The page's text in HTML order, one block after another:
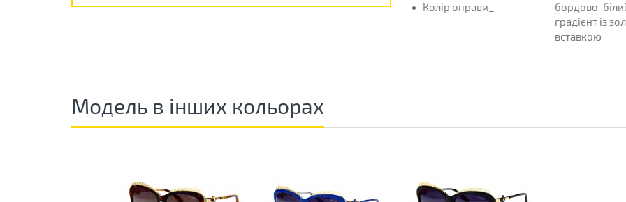
Колір оправи_
бордово-
градієнт із
вставкою
Модель в інших кольорах